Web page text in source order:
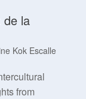
de la
Kok Escalle
from